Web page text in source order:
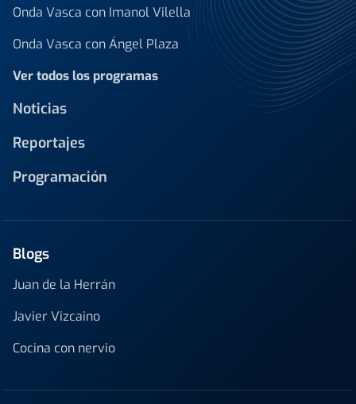
Onda Vasca con Imanol Vilella
Onda Vasca con Ángel Plaza
Ver todos los programas
Noticias
Reportajes
Programación
Blogs
Juan de la Herrán
Javier Vizcaino
Cocina con nervio